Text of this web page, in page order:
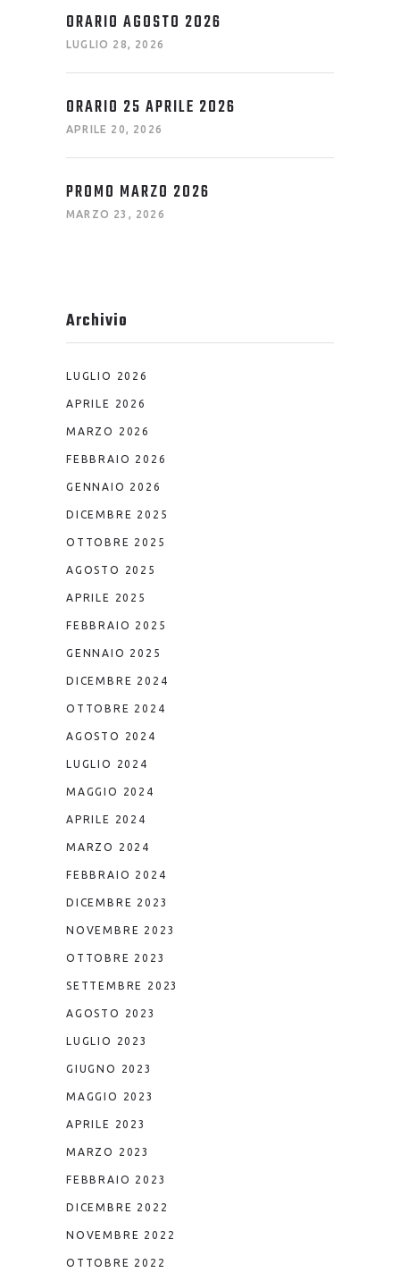
ORARIO AGOSTO 2026
LUGLIO 28, 2026
ORARIO 25 APRILE 2026
APRILE 20, 2026
PROMO MARZO 2026
MARZO 23, 2026
Archivio
LUGLIO 2026
APRILE 2026
MARZO 2026
FEBBRAIO 2026
GENNAIO 2026
DICEMBRE 2025
OTTOBRE 2025
AGOSTO 2025
APRILE 2025
FEBBRAIO 2025
GENNAIO 2025
DICEMBRE 2024
OTTOBRE 2024
AGOSTO 2024
LUGLIO 2024
MAGGIO 2024
APRILE 2024
MARZO 2024
FEBBRAIO 2024
DICEMBRE 2023
NOVEMBRE 2023
OTTOBRE 2023
SETTEMBRE 2023
AGOSTO 2023
LUGLIO 2023
GIUGNO 2023
MAGGIO 2023
APRILE 2023
MARZO 2023
FEBBRAIO 2023
DICEMBRE 2022
NOVEMBRE 2022
OTTOBRE 2022